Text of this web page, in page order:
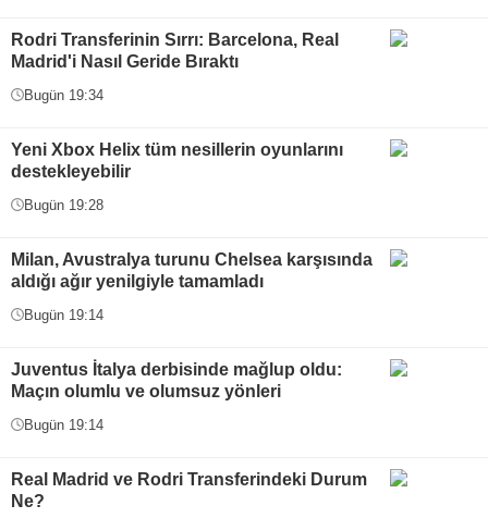
Rodri Transferinin Sırrı: Barcelona, Real
Madrid'i Nasıl Geride Bıraktı
Bugün 19:34
Yeni Xbox Helix tüm nesillerin oyunlarını
destekleyebilir
Bugün 19:28
Milan, Avustralya turunu Chelsea karşısında
aldığı ağır yenilgiyle tamamladı
Bugün 19:14
Juventus İtalya derbisinde mağlup oldu:
Maçın olumlu ve olumsuz yönleri
Bugün 19:14
Real Madrid ve Rodri Transferindeki Durum
Ne?